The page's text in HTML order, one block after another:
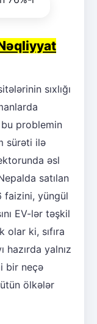
sıxlığı
problemin
sürəti ilə
əsl
satılan
faizini, yüngül
EV-lər təşkil
olar ki, sıfıra
hazırda yalnız
bir neçə
ölkələr